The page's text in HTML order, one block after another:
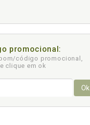
promocional:
código promocional,
clique em ok
Ok